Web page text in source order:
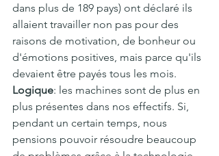
dans plus de 189 pays) ont déclaré ils
allaient travailler non pas pour des
raisons de motivation, de bonheur ou
d'émotions positives, mais parce qu'ils
devaient être payés tous les mois.
Logique: les machines sont de plus en
plus présentes dans nos effectifs. Si,
pendant un certain temps, nous
pensions pouvoir résoudre beaucoup